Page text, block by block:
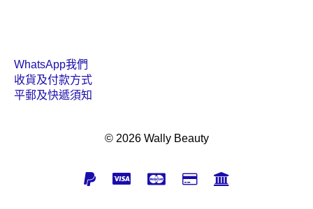
WhatsApp我們
收貨及付款方式
平郵及快遞須知
© 2026 Wally Beauty